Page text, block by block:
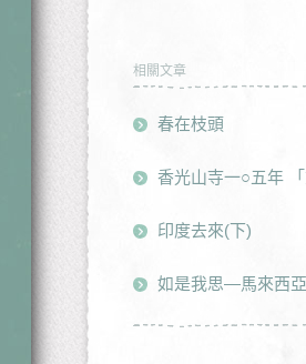
相關文章
春在枝頭
香光山寺一○五年
印度去來(下)
如是我思—馬來西